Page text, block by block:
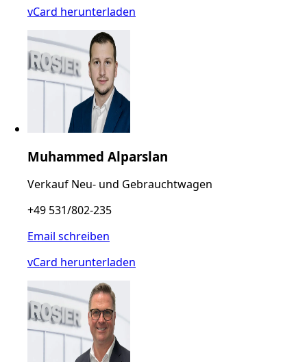
vCard herunterladen
Muhammed Alparslan
Verkauf Neu- und Gebrauchtwagen
+49 531/802-235
Email schreiben
vCard herunterladen